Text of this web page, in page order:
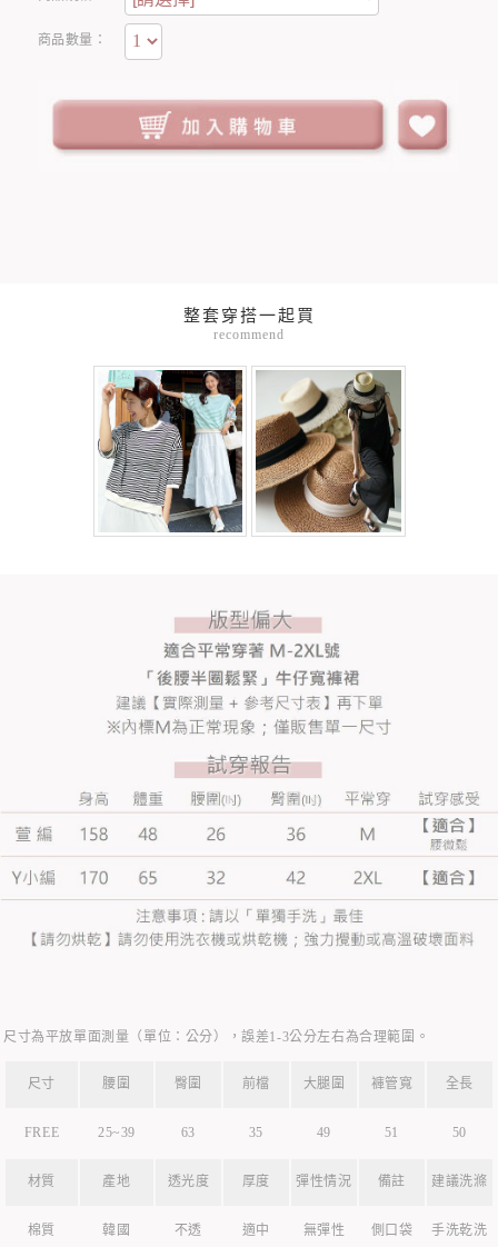
商品數量：
整套穿搭一起買
recommend
尺寸為平放單面測量（單位：公分），誤差1-3公分左右為合理範圍。
尺寸 腰圍 臀圍 前檔 大腿圍 褲管寬 全長
FREE 25~39 63 35 49 51 50
材質 產地 透光度 厚度 彈性情況 備註 建議洗滌
棉質 韓國 不透 適中 無彈性 側口袋 手洗乾洗